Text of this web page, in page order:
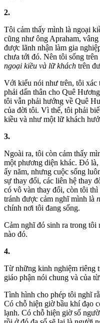
2.
Tôi cảm thấy mình là ngoại
cũng như ông Apraham,
được lãnh nhận làm gia
chưa tới đó. Nên tôi sống
ngoại kiều và lữ khách trên
Với kiểu nói như trên, tôi xác
phải dấn thân cho Quê
tôi vẫn phải hướng về Quê
của đời tôi. Vì thế, tôi phải
kiều và như một lữ khách
3.
Ngoài ra, tôi còn cảm thấy
một phương diện khác. Đó
ấy năm, nhưng cuộc sống
sự thay đổi, các liên hệ thay
có vô vàn thay đổi, còn tôi
tránh được cảm nghĩ mình là
chính nơi tôi đang sống.
Cảm nghĩ đó sinh ra trong tôi
nào đó.
4.
Từ những kinh nghiệm riêng
giáo phận nói chung và của
Tình hình cho phép tôi nghĩ
Có chỗ hiện giờ bầu khí đạo
lạnh. Có chỗ hiện giờ số